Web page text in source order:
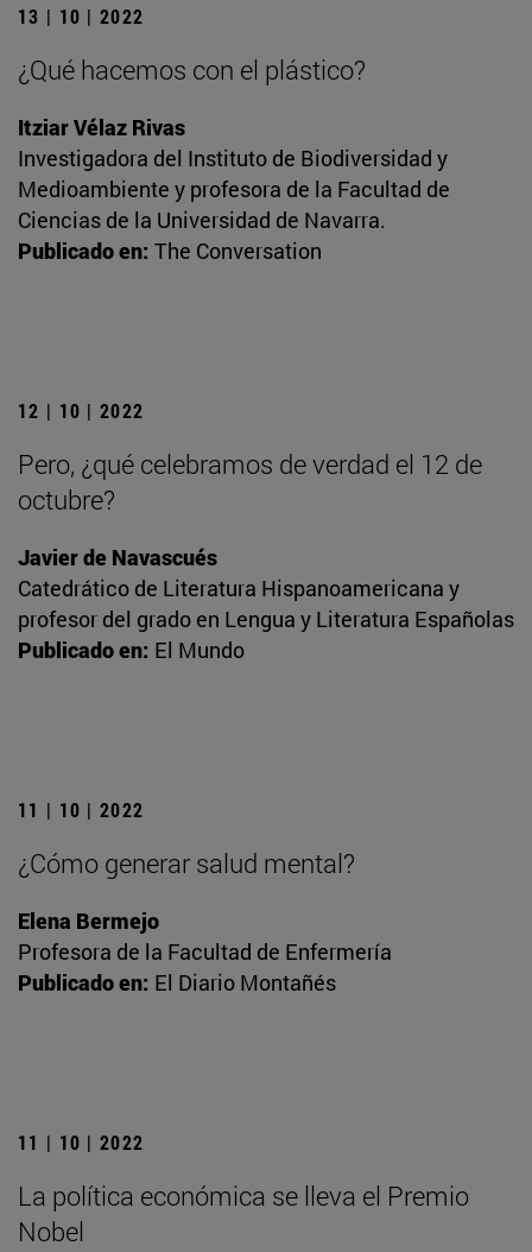
13 | 10 | 2022
¿Qué hacemos con el plástico?
Itziar Vélaz Rivas
Investigadora del Instituto de Biodiversidad y
Medioambiente y profesora de la Facultad de
Ciencias de la Universidad de Navarra.
Publicado en: The Conversation
12 | 10 | 2022
Pero, ¿qué celebramos de verdad el 12 de
octubre?
Javier de Navascués
Catedrático de Literatura Hispanoamericana y
profesor del grado en Lengua y Literatura Españolas
Publicado en: El Mundo
11 | 10 | 2022
¿Cómo generar salud mental?
Elena Bermejo
Profesora de la Facultad de Enfermería
Publicado en: El Diario Montañés
11 | 10 | 2022
La política económica se lleva el Premio
Nobel